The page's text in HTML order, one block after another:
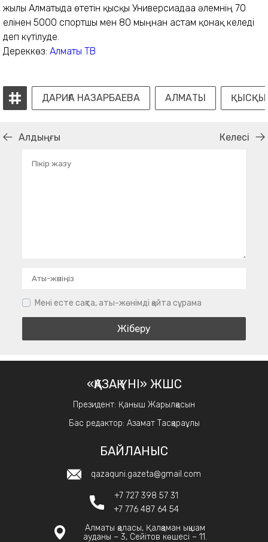
жылы Алматыда өтетін қысқы Универсиадаға әлемнің 70
елінен 5000 спортшы мен 80 мыңнан астам қонақ келеді
деп күтілуде.
Дереккөз: Алматы ТВ
ДАРИҒА НАЗАРБАЕВА АЛМАТЫ ҚЫСҚЫ
Алдыңғы Келесі
Мені есте сақта, аты-жөнімді қайта сұрама
«ҚАЗАҚ ҮНІ» ЖШС
Президент: Қаныш Жарылқасын
Бас редактор: Азамат Тасқараұлы
БАЙЛАНЫС
qazaquni.gazeta@gmail.com
+7 727 398 57 31
+7 776 487 64 54
Алматы қаласы, Қалқаман ықшам
ауданы – 3, Сейітов көшесі – 11.